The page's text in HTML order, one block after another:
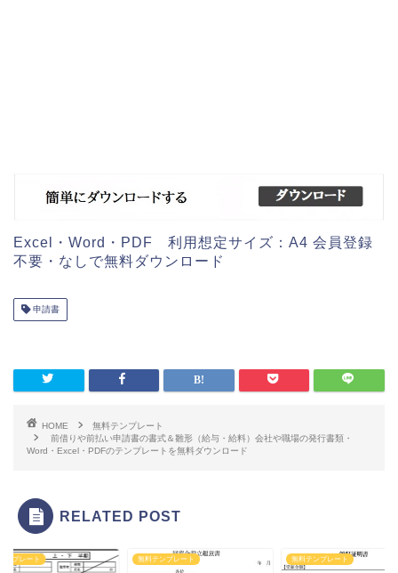
Excel・Word・PDF 利用想定サイズ：A4 会員登録
不要・なしで無料ダウンロード
申請書
HOME
無料テンプレート
前借りや前払い申請書の書式＆雛形（給与・給料）会社や職場の発行書類・
Word・Excel・PDFのテンプレートを無料ダウンロード
RELATED POST
ンプレート 無料テンプレート 無料テンプレート